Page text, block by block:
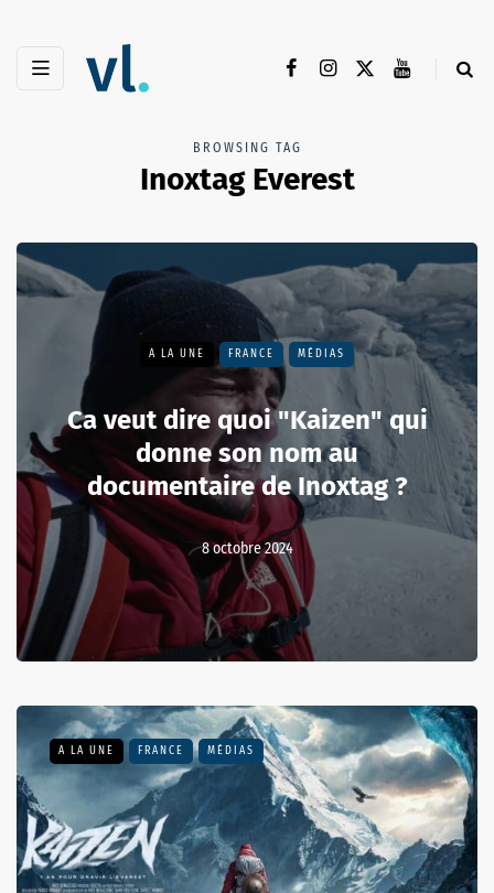
BROWSING TAG
Inoxtag Everest
A LA UNE FRANCE MÉDIAS
Ca veut dire quoi "Kaizen" qui
donne son nom au
documentaire de Inoxtag ?
8 octobre 2024
A LA UNE FRANCE MÉDIAS